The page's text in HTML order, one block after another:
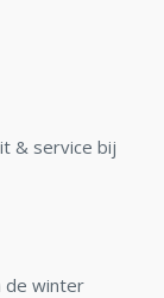
& service bij
de winter